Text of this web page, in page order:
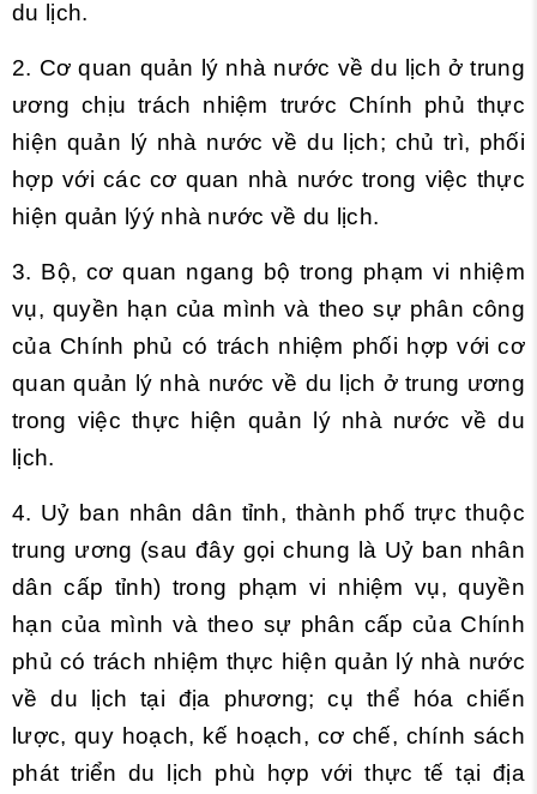
du lịch.
2. Cơ quan quản lý nhà nước về du lịch ở trung
ương chịu trách nhiệm trước Chính phủ thực
hiện quản lý nhà nước về du lịch; chủ trì, phối
hợp với các cơ quan nhà nước trong việc thực
hiện quản lýý nhà nước về du lịch.
3. Bộ, cơ quan ngang bộ trong phạm vi nhiệm
vụ, quyền hạn của mình và theo sự phân công
của Chính phủ có trách nhiệm phối hợp với cơ
quan quản lý nhà nước về du lịch ở trung ương
trong việc thực hiện quản lý nhà nước về du
lịch.
4. Uỷ ban nhân dân tỉnh, thành phố trực thuộc
trung ương (sau đây gọi chung là Uỷ ban nhân
dân cấp tỉnh) trong phạm vi nhiệm vụ, quyền
hạn của mình và theo sự phân cấp của Chính
phủ có trách nhiệm thực hiện quản lý nhà nước
về du lịch tại địa phương; cụ thể hóa chiến
lược, quy hoạch, kế hoạch, cơ chế, chính sách
phát triển du lịch phù hợp với thực tế tại địa